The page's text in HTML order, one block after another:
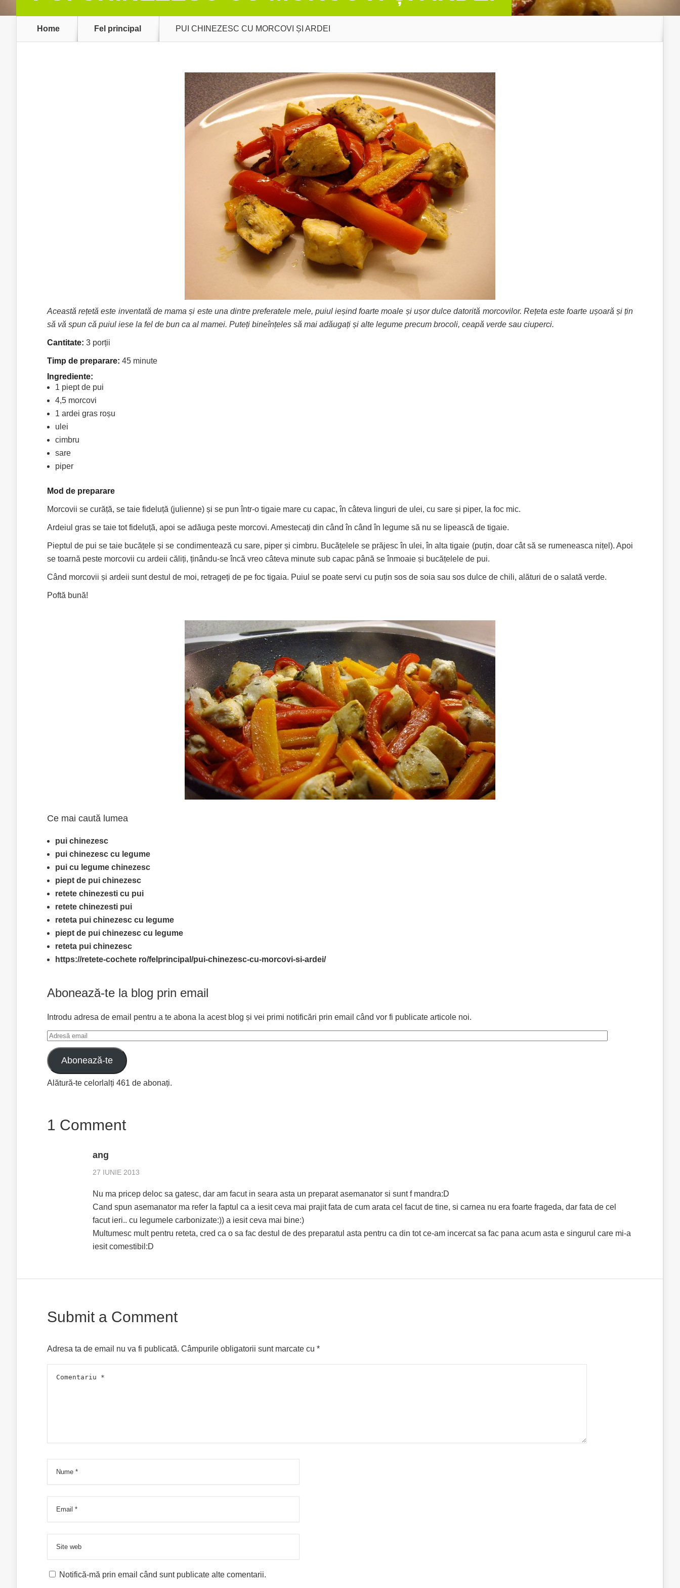
Home Fel principal PUI CHINEZESC CU MORCOVI ȘI ARDEI
Această rețetă este inventată de mama și este una dintre preferatele mele, puiul ieșind foarte moale și ușor dulce datorită morcovilor. Rețeta este foarte ușoară și țin
să vă spun că puiul iese la fel de bun ca al mamei. Puteți bineînțeles să mai adăugați și alte legume precum brocoli, ceapă verde sau ciuperci.
Cantitate: 3 porții
Timp de preparare: 45 minute
Ingrediente:
1 piept de pui
4,5 morcovi
1 ardei gras roșu
ulei
cimbru
sare
piper
Mod de preparare
Morcovii se curăță, se taie fideluță (julienne) și se pun într-o tigaie mare cu capac, în câteva linguri de ulei, cu sare și piper, la foc mic.
Ardeiul gras se taie tot fideluță, apoi se adăuga peste morcovi. Amestecați din când în când în legume să nu se lipească de tigaie.
Pieptul de pui se taie bucățele și se condimentează cu sare, piper și cimbru. Bucățelele se prăjesc în ulei, în alta tigaie (puțin, doar cât să se rumeneasca nițel). Apoi
se toarnă peste morcovii cu ardeii căliți, ținându-se încă vreo câteva minute sub capac până se înmoaie și bucățelele de pui.
Când morcovii și ardeii sunt destul de moi, retrageți de pe foc tigaia. Puiul se poate servi cu puțin sos de soia sau sos dulce de chili, alături de o salată verde.
Poftă bună!
Ce mai caută lumea
pui chinezesc
pui chinezesc cu legume
pui cu legume chinezesc
piept de pui chinezesc
retete chinezesti cu pui
retete chinezesti pui
reteta pui chinezesc cu legume
piept de pui chinezesc cu legume
reteta pui chinezesc
https://retete-cochete ro/felprincipal/pui-chinezesc-cu-morcovi-si-ardei/
Abonează-te la blog prin email
Introdu adresa de email pentru a te abona la acest blog și vei primi notificări prin email când vor fi publicate articole noi.
Adresă
email
Abonează-te
Alătură-te celorlalți 461 de abonați.
1 Comment
ang
27 IUNIE 2013
Nu ma pricep deloc sa gatesc, dar am facut in seara asta un preparat asemanator si sunt f mandra:D
Cand spun asemanator ma refer la faptul ca a iesit ceva mai prajit fata de cum arata cel facut de tine, si carnea nu era foarte frageda, dar fata de cel
facut ieri.. cu legumele carbonizate:)) a iesit ceva mai bine:)
Multumesc mult pentru reteta, cred ca o sa fac destul de des preparatul asta pentru ca din tot ce-am incercat sa fac pana acum asta e singurul care mi-a
iesit comestibil:D
Submit a Comment
Adresa ta de email nu va fi publicată. Câmpurile obligatorii sunt marcate cu *
Notifică-mă prin email când sunt publicate alte comentarii.